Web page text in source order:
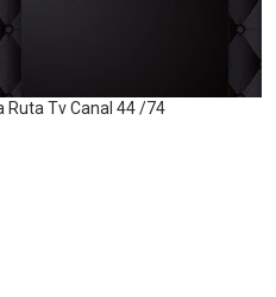
Ruta Tv Canal 44 /74